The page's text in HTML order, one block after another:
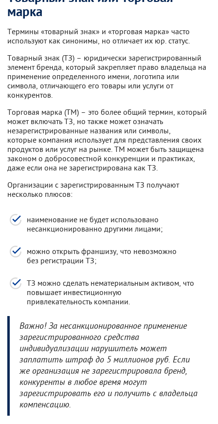
марка
Термины «товарный знак» и «торговая марка» часто
используют как синонимы, но отличает их юр. статус.
Товарный знак (ТЗ) – юридически зарегистрированный
элемент бренда, который закрепляет право владельца на
применение определенного имени, логотипа или
символа, отличающего его товары или услуги от
конкурентов.
Торговая марка (ТМ) – это более общий термин, который
может включать ТЗ, но также может означать
незарегистрированные названия или символы,
которые компания использует для представления своих
продуктов или услуг на рынке. ТМ может быть защищена
законом о добросовестной конкуренции и практиках,
даже если она не зарегистрирована как ТЗ.
Организации с зарегистрированным ТЗ получают
несколько плюсов:
наименование не будет использовано
несанкционированно другими лицами;
можно открыть франшизу, что невозможно
без регистрации ТЗ;
ТЗ можно сделать нематериальным активом, что
повышает инвестиционную
привлекательность компании.
Важно! За несанкционированное применение
зарегистрированного средства
индивидуализации нарушитель может
заплатить штраф до 5 миллионов руб. Если
же организация не зарегистрировала бренд,
конкуренты в любое время могут
зарегистрировать его и получить с владельца
компенсацию.